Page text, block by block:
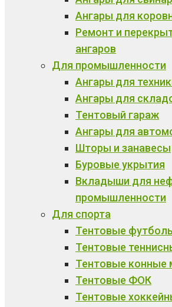
Ангары для
Ремонт и
ангаров
Для промышленности
Ангары для
Ангары для
Тентовый гараж
Ангары для
Шторы и занавесы
Буровые укрытия
Вкладыши для
промышленности
Для спорта
Тентовые
Тентовые
Тентовые конные
Тентовые ФОК
Тентовые